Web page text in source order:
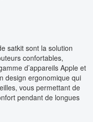
satkit sont la solution
confortables,
d’appareils Apple et
design ergonomique qui
vous permettant de
pendant de longues